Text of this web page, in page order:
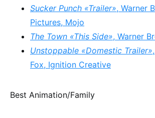
Sucker Punch «Trailer», Warner
Pictures, Mojo
The Town «This Side», Warner
Unstoppable «Domestic Trailer»
Fox, Ignition Creative
Best Animation/Family